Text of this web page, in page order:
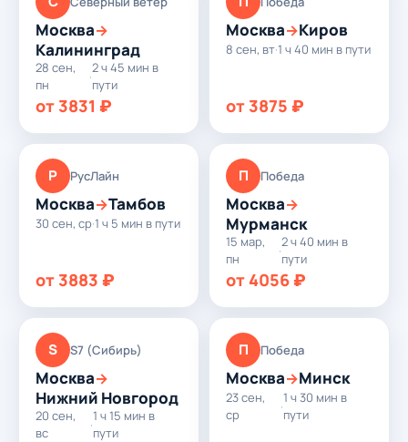
Москва→
Калининград
28 сен,
пн
·
2 ч 45 мин в
пути
от 3831 ₽
Москва→Киров
8 сен, вт·1 ч 40 мин в пути
от 3875 ₽
Р РусЛайн
Москва→Тамбов
30 сен, ср·1 ч 5 мин в пути
от 3883 ₽
П Победа
Москва→
Мурманск
15 мар,
пн
·
2 ч 40 мин в
пути
от 4056 ₽
S S7 (Сибирь)
Москва→
Нижний Новгород
20 сен,
вс
·
1 ч 15 мин в
пути
П Победа
Москва→Минск
23 сен,
ср
·
1 ч 30 мин в
пути